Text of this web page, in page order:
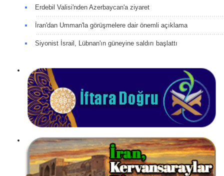
Erdebil Valisi'nden Azerbaycan'a ziyaret
İran'dan Umman'la görüşmelere dair önemli açıklama
Siyonist İsrail, Lübnan'ın güneyine saldırı başlattı